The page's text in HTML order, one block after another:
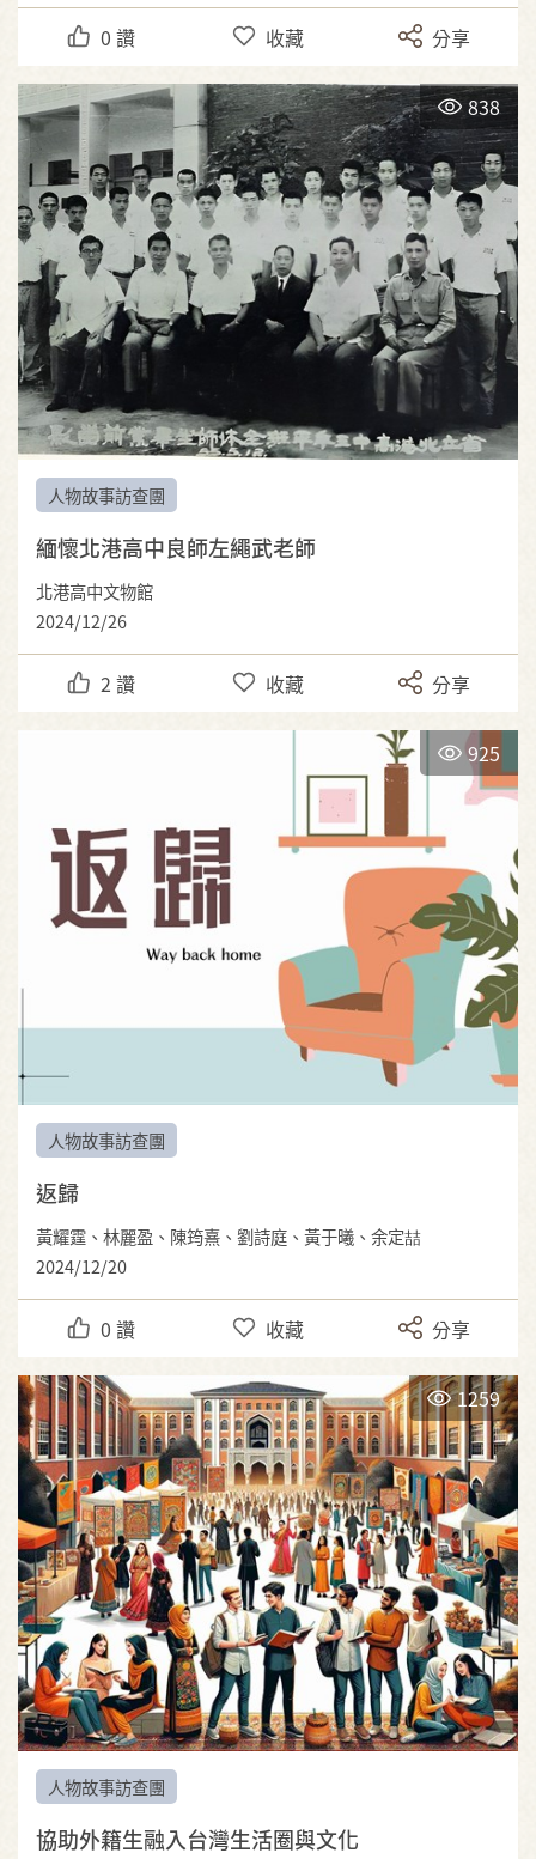
0 讚 收藏 分享
838
人物故事訪查團
緬懷北港高中良師左繩武老師
北港高中文物館
2024/12/26
2 讚 收藏 分享
925
人物故事訪查團
返歸
黃耀霆、林麗盈、陳筠熹、劉詩庭、黃于曦、余定喆
2024/12/20
0 讚 收藏 分享
1259
人物故事訪查團
協助外籍生融入台灣生活圈與文化